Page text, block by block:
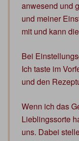
anwesend und
und meiner
mit und kann
Bei
Ich taste im
und den
Wenn ich das
Lieblingssorte
uns. Dabei